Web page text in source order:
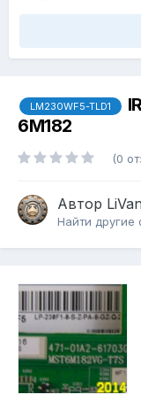
LM230WF5-TLD1
6M182
(0
Автор LiVan
Найти другие